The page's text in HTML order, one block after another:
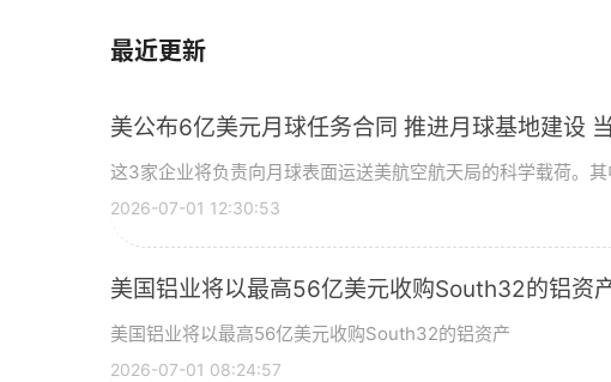
最近更新
美公布6亿美元月球任务合同 推进月球基地建设
这3家企业将负责向月球表面运送美航空航天局的科学载荷。
2026-07-01 12:30:53
美国铝业将以最高56亿美元收购South32的铝资
美国铝业将以最高56亿美元收购South32的铝资产
2026-07-01 08:24:57